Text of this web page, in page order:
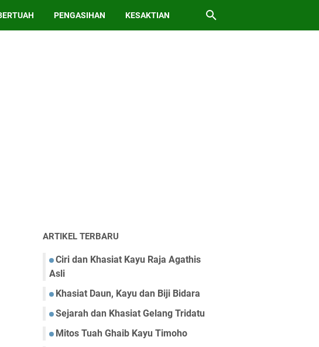
PENGASIHAN KESAKTIAN
ARTIKEL TERBARU
Ciri dan Khasiat Kayu Raja Agathis
Asli
Khasiat Daun, Kayu dan Biji Bidara
Sejarah dan Khasiat Gelang Tridatu
Mitos Tuah Ghaib Kayu Timoho